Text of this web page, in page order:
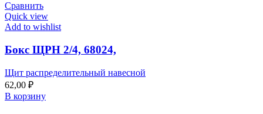
Сравнить
Quick view
Add to wishlist
Бокс ЩРН 2/4, 68024,
Щит распределительный навесной
62,00 ₽
В корзину